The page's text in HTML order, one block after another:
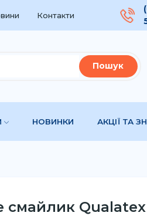
Контакти
Пошук
НОВИНКИ АКЦІЇ ТА
смайлик